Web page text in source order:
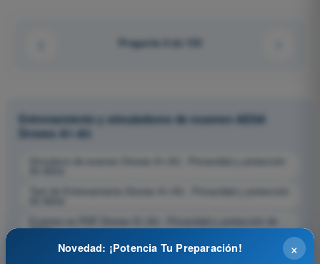
Pregunta 6 de 130
Entrenamiento y simuladores de examen AESA
Drones A1-A3
Simulacro de examen Drones A1-A3 - Privacidad y protección
Test de Entrenamiento Drones A1-A3 - Privacidad y protección
Examen en PDF Drones A1-A3 - Privacidad y protección de
datos
×
Novedad: ¡Potencia Tu Preparación!